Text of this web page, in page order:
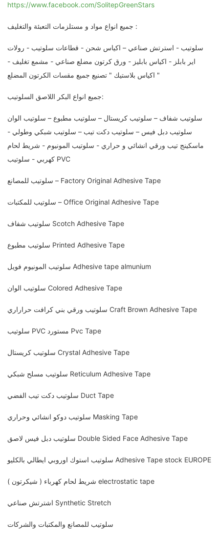
https://www.facebook.com/SolitepGreenStars
جميع انواع مواد و مستلزمات التعبئة والتغليف :
سلوتيب - استرتش صناعي – اكياس شحن - قطاعات سلوتيب - رولات
اير بابلز - اكياس بابليز - ورق كرتون مضلع صناعي - مشمع تغليف -
اكياس بلاستيك " تصنيع جميع مقسات الكرتون المضلع "
جميع انواع البكر اللاصق السلوتيب:
سلوتيب شفاف – سلوتيب كريستال – سلوتيب مطبوع – سلوتيب الوان
سلوتيب دبل فيس – سلوتيب دكت تيب – سلوتيب شبكي وطولي -
ماسكينج تيب ورقي انشائي و حراري - سلوتيب المونيوم - شريط لحام
كهربي - سلوتيب PVC
سلوتيب للمصانع – Factory Original Adhesive Tape
سلوتيب للمكتبات – Office Original Adhesive Tape
سلوتيب شفاف Scotch Adhesive Tape
سلوتيب مطبوع Printed Adhesive Tape
سلوتيب المونيوم فويل Adhesive tape almunium
سلوتيب الوان Colored Adhesive Tape
سلوتيب ورقي بني كرافت حراراري Craft Brown Adhesive Tape
سلوتيب PVC مستورد Pvc Tape
سلوتيب كريستال Crystal Adhesive Tape
سلوتيب مسلح شبكي Reticulum Adhesive Tape
سلوتيب دكت تيب الفضي Duct Tape
سلوتيب دوكو انشائي وحراري Masking Tape
سلوتيب دبل فيس لاصق Double Sided Face Adhesive Tape
سلوتيب استوك اوروبي ايطالي بالكليو Adhesive Tape stock EUROPE
شريط لحام كهرباء ( شيكرتون ) electrostatic tape
اشترتش صناعي Synthetic Stretch
سلوتيب للمصانع والمكتبات والشركات